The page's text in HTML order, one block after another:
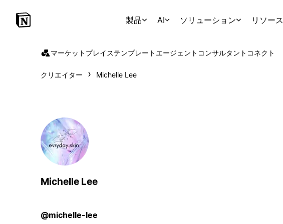
製品 AI ソリューション リソース
マーケットプレイステンプレート エージェント コンサルタント コネクト
クリエイター Michelle Lee
Michelle Lee
@michelle-lee